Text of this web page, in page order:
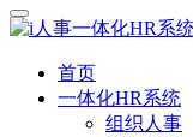
首页
一体化HR系统
组织人事